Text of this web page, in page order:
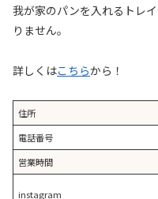
我が家のパンを入れるトレ
りません。
詳しくはこちらから！
住所
電話番号
営業時間
instagram